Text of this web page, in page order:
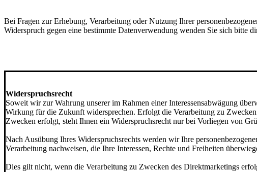
Bei Fragen zur Erhebung, Verarbeitung oder Nutzung Ihrer
Widerspruch gegen eine bestimmte Datenverwendung wenden Sie sich bitte
Widerspruchsrecht
Soweit wir zur Wahrung unserer im Rahmen einer Interessensabwägung
Wirkung für die Zukunft widersprechen. Erfolgt die Verarbeitung zu
Zwecken erfolgt, steht Ihnen ein Widerspruchsrecht nur bei Vorliegen von
Nach Ausübung Ihres Widerspruchsrechts werden wir Ihre
Verarbeitung nachweisen, die Ihre Interessen, Rechte und Freiheiten
Dies gilt nicht, wenn die Verarbeitung zu Zwecken des Direktmarketings